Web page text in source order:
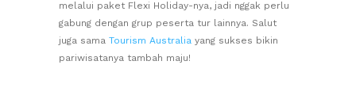
melalui paket Flexi Holiday-nya, jadi nggak perlu
gabung dengan grup peserta tur lainnya. Salut
juga sama Tourism Australia yang sukses bikin
pariwisatanya tambah maju!